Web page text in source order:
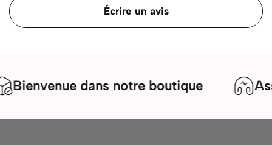
Écrire un avis
dans notre boutique